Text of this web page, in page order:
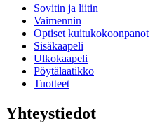
Sovitin ja liitin
Vaimennin
Optiset kuitukokoonpanot
Sisäkaapeli
Ulkokaapeli
Pöytälaatikko
Tuotteet
Yhteystiedot